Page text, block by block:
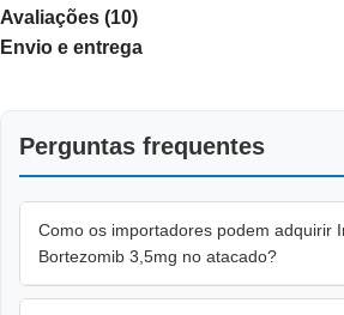
Avaliações (10)
Envio e entrega
Perguntas frequentes
Como os importadores podem adquirir
Bortezomib 3,5mg no atacado?